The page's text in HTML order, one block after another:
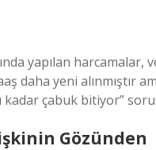
yapılan harcamalar,
daha yeni alınmıştır
çabuk bitiyor”
Gözünden